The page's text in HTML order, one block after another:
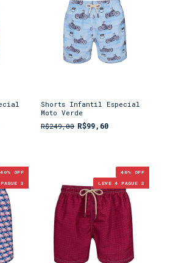
Shorts Infantil Especial
Moto Verde
R$249,00 R$99,60
40% OFF
3
40% OFF
LEVE 4 PAGUE 3